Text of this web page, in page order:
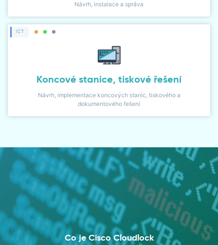
Návrh, instalace a správa
ICT
Koncové stanice, tiskové řešení
Návrh, implementace koncových stanic, tiskového a
dokumentového řešení
Co je Cisco Cloudlock